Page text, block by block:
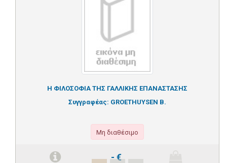
Η ΦΙΛΟΣΟΦΙΑ ΤΗΣ ΓΑΛΛΙΚΗΣ ΕΠΑΝΑΣΤΑΣΗΣ
Συγγραφέας: GROETHUYSEN B.
Μη διαθέσιμο
- €